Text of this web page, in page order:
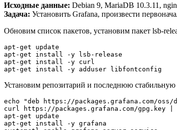
Исходные данные: Debian 9, MariaDB 10.3.11,
Задача: Установить Grafana, произвести
Обновим список пакетов, установим пакет lsb-
apt-get update
apt-get install -y lsb-release
apt-get install -y curl
Установим репозитарий и последнюю стабильную
echo "deb https://packages.grafana.com/
curl https://packages.grafana.com/gpg.key |
apt-get update
apt-get install -y grafana